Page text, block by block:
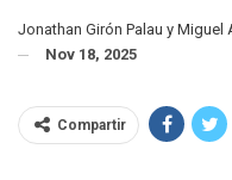
Jonathan Girón Palau y
Nov 18, 2025
Compartir